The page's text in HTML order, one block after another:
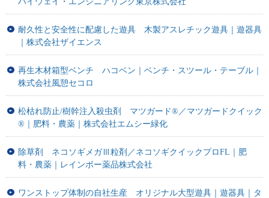
耐久性と安全性に配慮した遊具 木製アスレチック遊具｜遊器具
｜株式会社ザイエンス
再生木材箱型ベンチ ハコベン｜ベンチ・スツール・テーブル｜
株式会社風憩セコロ
松枯れ防止/樹幹注入殺虫剤 マツガード®／マツガードクイック
®｜肥料・農薬｜株式会社エムシー緑化
除草剤 ネコソギメガⅢ粒剤／ネコソギクイックプロFL｜肥
料・農薬｜レインボー薬品株式会社
ワンストップ体制の自社生産 オリジナル大型遊具｜遊器具｜タ